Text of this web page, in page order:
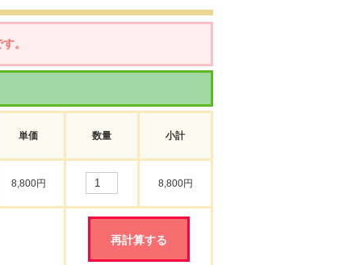
。
単価 数量 小計
8,800円 8,800円